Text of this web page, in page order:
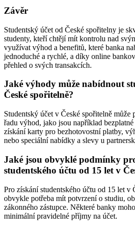
Závěr
Studentský účet od České spořitelny je
studenty, kteří chtějí mít kontrolu nad
využívat výhod a benefitů, které banka
jednoduché a rychlé, a díky online
přehled o svých transakcích.
Jaké výhody může nabídnout
České spořitelně?
Studentský účet v České spořitelně může
řadu výhod, jako jsou například
získání karty pro bezhotovostní platby,
nebo speciální nabídky a slevy u
Jaké jsou obvyklé podmínky
studentského účtu od 15 let v
Pro získání studentského účtu od 15 let v
obvykle potřeba mít potvrzení o studiu,
zákonného zástupce. Některé banky
minimální pravidelné příjmy na účet.